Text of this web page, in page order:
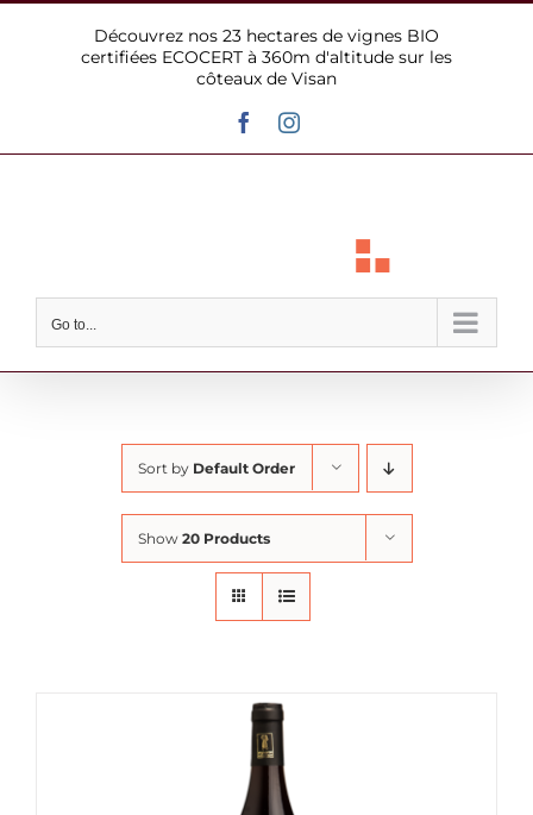
Découvrez nos 23 hectares de vignes BIO
certifiées ECOCERT à 360m d'altitude sur les
côteaux de Visan
FacebookInstagram
Go to...
Sort by Default Order
Show 20 Products